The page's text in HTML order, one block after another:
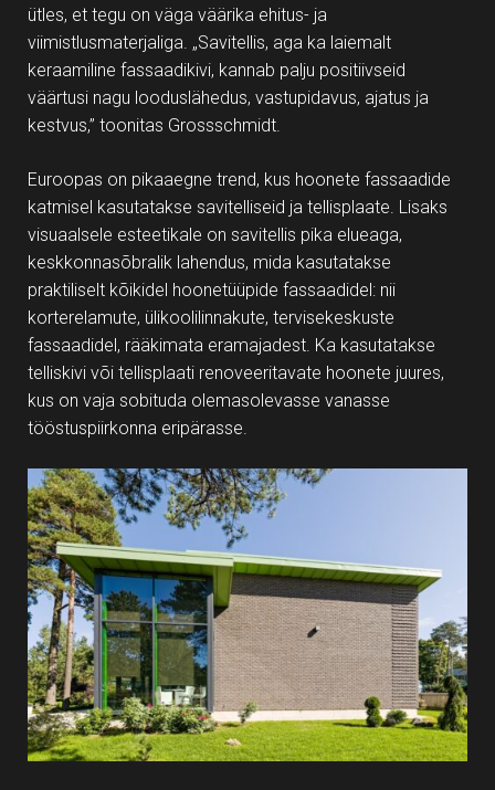
ütles, et tegu on väga väärika ehitus- ja
viimistlusmaterjaliga. „Savitellis, aga ka laiemalt
keraamiline fassaadikivi, kannab palju positiivseid
väärtusi nagu looduslähedus, vastupidavus, ajatus ja
kestvus,” toonitas Grossschmidt.
Euroopas on pikaaegne trend, kus hoonete fassaadide
katmisel kasutatakse savitelliseid ja tellisplaate. Lisaks
visuaalsele esteetikale on savitellis pika elueaga,
keskkonnasõbralik lahendus, mida kasutatakse
praktiliselt kõikidel hoonetüüpide fassaadidel: nii
korterelamute, ülikoolilinnakute, tervisekeskuste
fassaadidel, rääkimata eramajadest. Ka kasutatakse
telliskivi või tellisplaati renoveeritavate hoonete juures,
kus on vaja sobituda olemasolevasse vanasse
tööstuspiirkonna eripärasse.